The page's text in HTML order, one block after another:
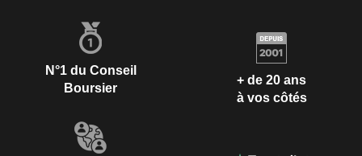
N°1 du Conseil
Boursier
+ de 20 ans
à vos côtés